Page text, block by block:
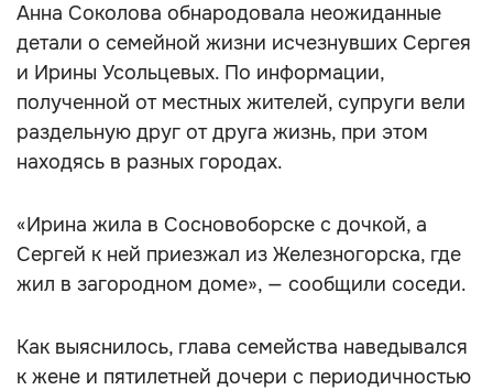
Анна Соколова обнародовала неожиданные
детали о семейной жизни исчезнувших Сергея
и Ирины Усольцевых. По информации,
полученной от местных жителей, супруги вели
раздельную друг от друга жизнь, при этом
находясь в разных городах.
«Ирина жила в Сосновоборске с дочкой, а
Сергей к ней приезжал из Железногорска, где
жил в загородном доме», — сообщили соседи.
Как выяснилось, глава семейства наведывался
к жене и пятилетней дочери с периодичностью